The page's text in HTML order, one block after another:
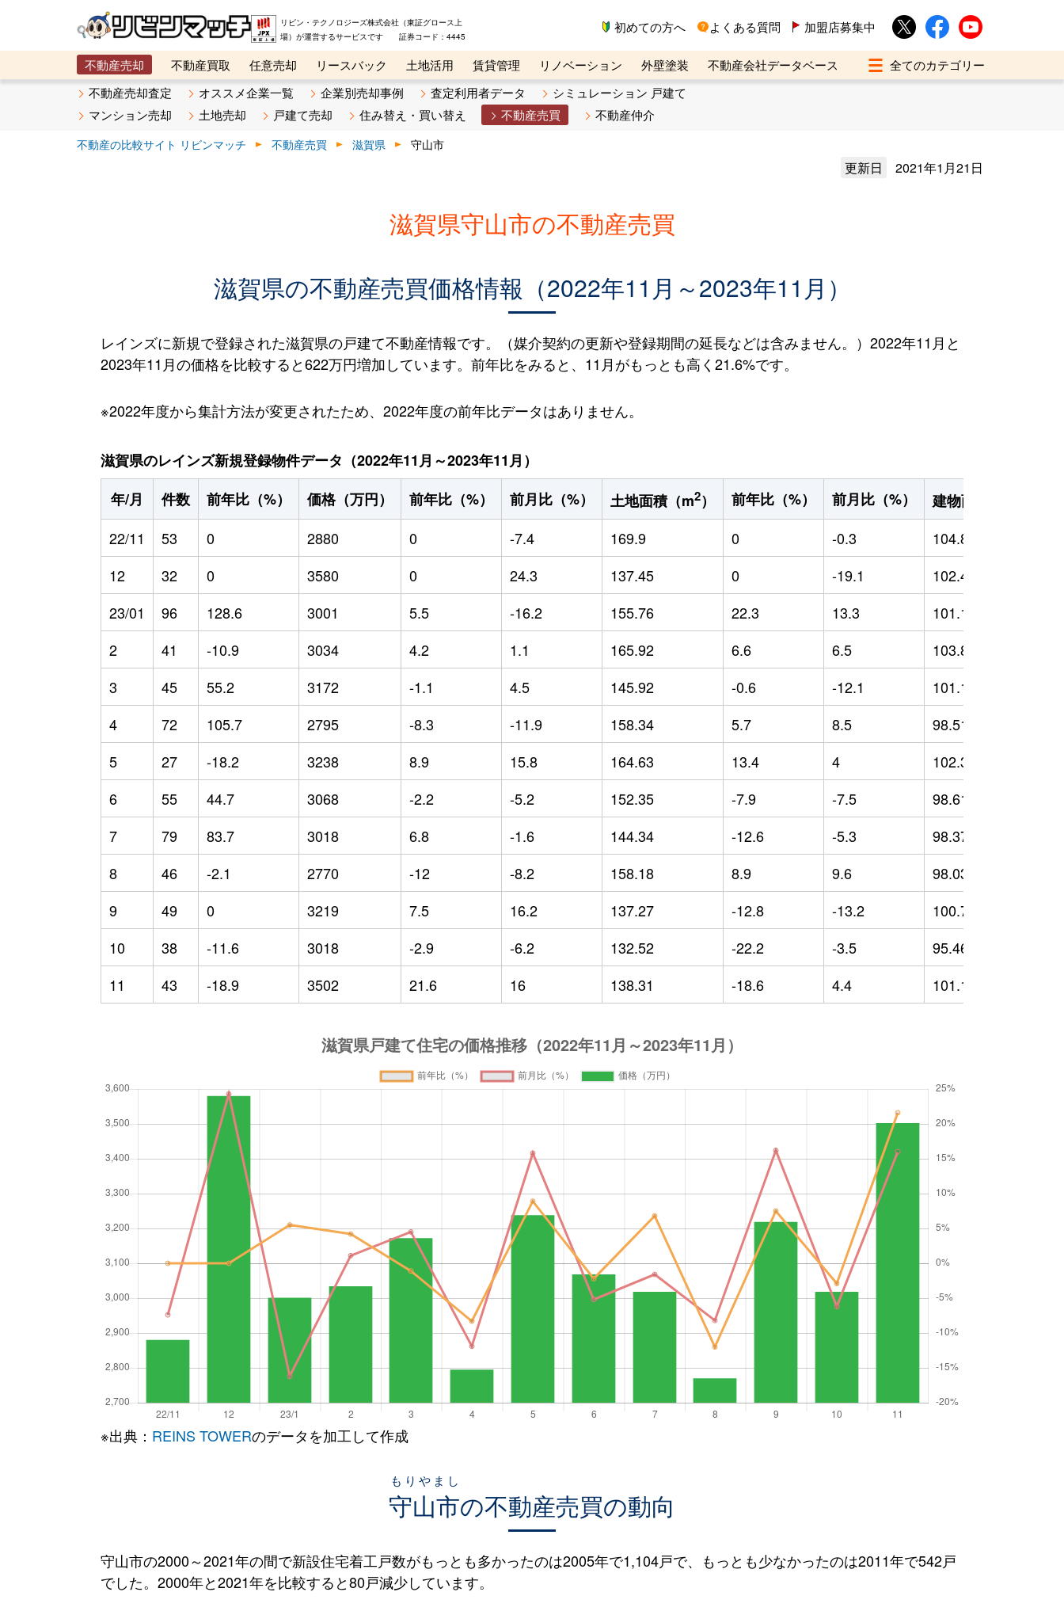
リビン・テクノロジーズ株式会社（東証グロース上
場）が運営するサービスです 証券コード：4445
初めての方へ よくある質問 加盟店募集中
不動産売却 不動産買取 任意売却 リースバック 土地活用 賃貸管理 リノベーション 外壁塗装
不動産会社データベース
メタ住宅展示場
ベスト不動産カンパニー オンライン講座 リビンマガジンBiz 不動産売却ご相談デスク
不動産売却査定 オススメ企業一覧 企業別売却事例 査定利用者データ
シミュレーション 戸建て
マンション売却
土地売却 戸建て売却 住み替え・買い替え 不動産売買 不動産仲介
不動産の比較サイト リビンマッチ 不動産売買 滋賀県 守山市
更新日 2021年1月21日
滋賀県守山市の不動産売買
滋賀県の不動産売買価格情報（2022年11月～2023年11月）
レインズに新規で登録された滋賀県の戸建て不動産情報です。（媒介契約の更新や登録期間の延長などは含みません。）2022年11月と
2023年11月の価格を比較すると622万円増加しています。前年比をみると、11月がもっとも高く21.6%です。
※2022年度から集計方法が変更されたため、2022年度の前年比データはありません。
滋賀県のレインズ新規登録物件データ（2022年11月～2023年11月）
年/月
件数 前年比（%） 価格（万円） 前年比（%） 前月比（%） 土地面積（m2） 前年比（%） 前月比（%） 建物面積（m
22/11
53 0 2880 0 -7.4 169.9 0 -0.3 104.82
12
32 0 3580 0 24.3 137.45 0 -19.1 102.49
23/01
96 128.6 3001 5.5 -16.2 155.76 22.3 13.3 101.11
2
41 -10.9 3034 4.2 1.1 165.92 6.6 6.5 103.88
3
45 55.2 3172 -1.1 4.5 145.92 -0.6 -12.1 101.15
4
72 105.7 2795 -8.3 -11.9 158.34 5.7 8.5 98.51
5
27 -18.2 3238 8.9 15.8 164.63 13.4 4 102.32
6
55 44.7 3068 -2.2 -5.2 152.35 -7.9 -7.5 98.61
7
79 83.7 3018 6.8 -1.6 144.34 -12.6 -5.3 98.37
8
46 -2.1 2770 -12 -8.2 158.18 8.9 9.6 98.03
9
49 0 3219 7.5 16.2 137.27 -12.8 -13.2 100.71
10
38 -11.6 3018 -2.9 -6.2 132.52 -22.2 -3.5 95.46
11
43 -18.9 3502 21.6 16 138.31 -18.6 4.4 101.14
※出典： REINS TOWERのデータを加工して作成
守山市
もりやまし
の不動産売買の動向
守山市の2000～2021年の間で新設住宅着工戸数がもっとも多かったのは2005年で1,104戸で、もっとも少なかったのは2011年で542戸
でした。2000年と2021年を比較すると80戸減少しています。